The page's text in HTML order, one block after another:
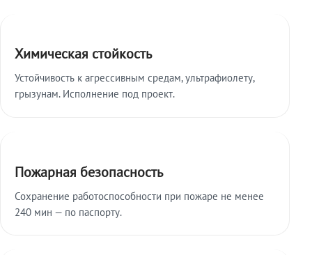
Химическая стойкость
Устойчивость к агрессивным средам, ультрафиолету,
грызунам. Исполнение под проект.
Пожарная безопасность
Сохранение работоспособности при пожаре не менее
240 мин — по паспорту.